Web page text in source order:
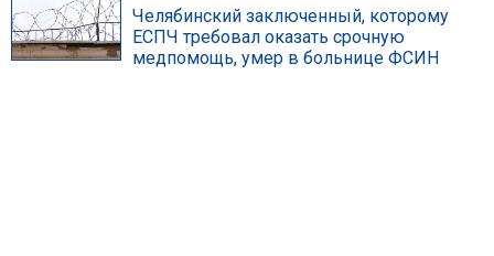
Челябинский заключенный, которому
ЕСПЧ требовал оказать срочную
медпомощь, умер в больнице ФСИН